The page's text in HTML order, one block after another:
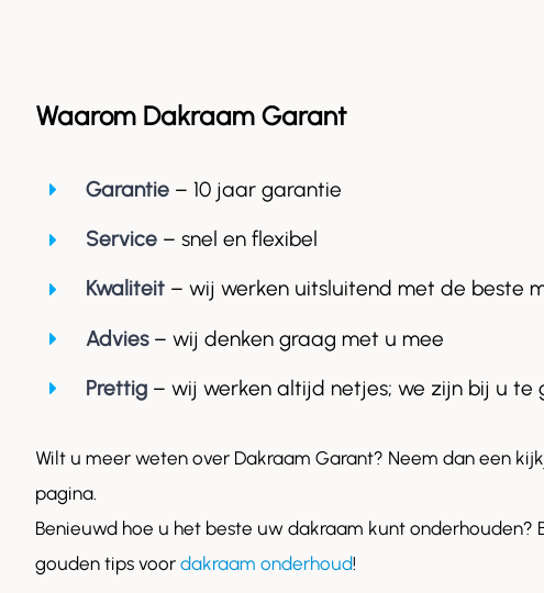
Waarom Dakraam Garant
Garantie– 10 jaar garantie
Service – snel en flexibel
Kwaliteit– wij werken uitsluitend met de beste
Advies– wij denken graag met u mee
Prettig– wij werken altijd netjes; we zijn bij u te
Wilt u meer weten over Dakraam Garant? Neem dan een
pagina.
Benieuwd hoe u het beste uw dakraam kunt onderhouden?
gouden tips voor dakraam onderhoud!